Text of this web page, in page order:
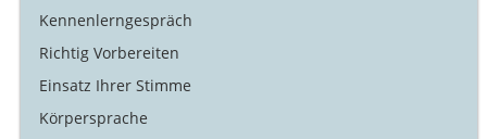
Kennenlerngespräch
Richtig Vorbereiten
Einsatz Ihrer Stimme
Körpersprache